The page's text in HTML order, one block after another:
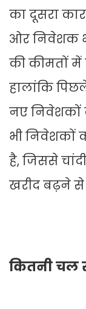
का दूसरा
ओर निवेशक
की कीमतों
हालांकि
नए निवेशकों
भी निवेशकों
है, जिससे
खरीद बढ़ने से
कितनी चल